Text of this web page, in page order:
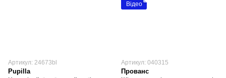
Артикул: 24673bl
Pupilla
Відео
Артикул: 040315
Прованс